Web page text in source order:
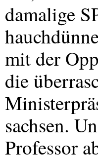
damalige
mit der
die
sachsen.
Professor